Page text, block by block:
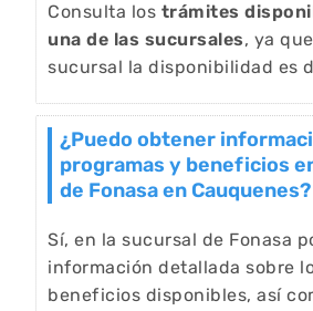
Consulta los trámites
una de las sucursales, ya
sucursal la disponibilidad es
¿Puedo obtener
programas y beneficios
de Fonasa en Cauquenes?
Sí, en la sucursal de Fonasa
información detallada sobre
beneficios disponibles, así